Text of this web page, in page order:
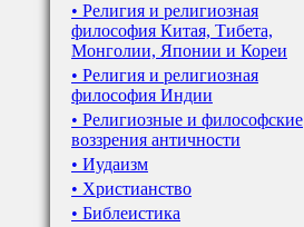
• Религия и религиозная
философия Китая, Тибета,
Монголии, Японии и Кореи
• Религия и религиозная
философия Индии
• Религиозные и философские
воззрения античности
• Иудаизм
• Христианство
• Библеистика